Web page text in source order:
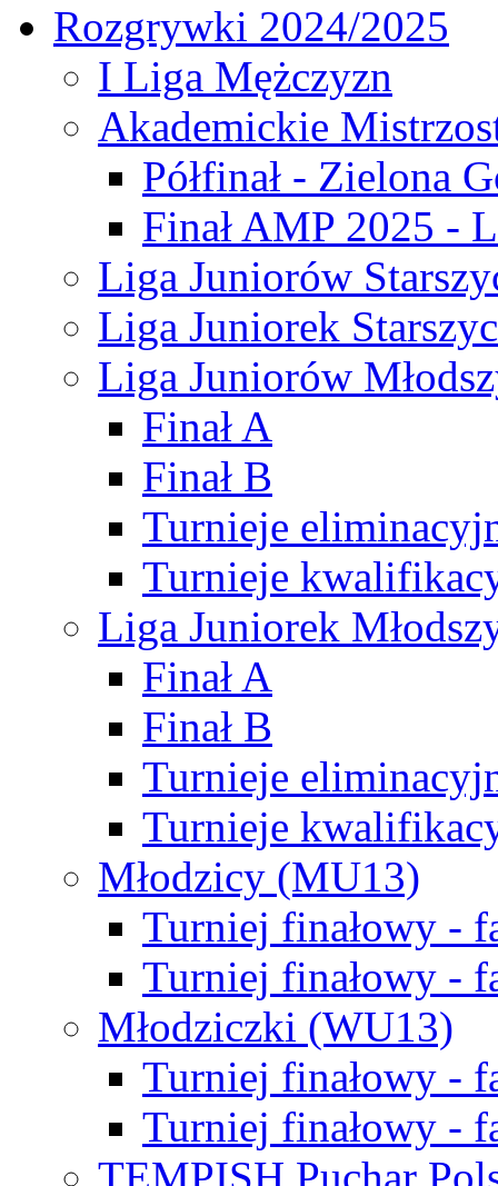
Rozgrywki 2024/2025
I Liga Mężczyzn
Akademickie
Półfinał - Zielona
Finał AMP 2025 -
Liga Juniorów
Liga Juniorek
Liga Juniorów
Finał A
Finał B
Turnieje
Turnieje
Liga Juniorek
Finał A
Finał B
Turnieje
Turnieje
Młodzicy (MU13)
Turniej finałowy -
Turniej finałowy -
Młodziczki (WU13)
Turniej finałowy -
Turniej finałowy -
TEMPISH Puchar